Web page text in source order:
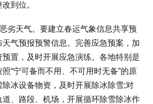
到位。
劣天气。要建立春运气象信息共享预
气预报预警信息。完善应急预案，加
置，及时开展应急演练。各地特别是
“宁可备而不用、不可用时无备”的原
除冰设备物资，及时开展除冰除雪;对
、路段、机场，开展循环除雪除冰作